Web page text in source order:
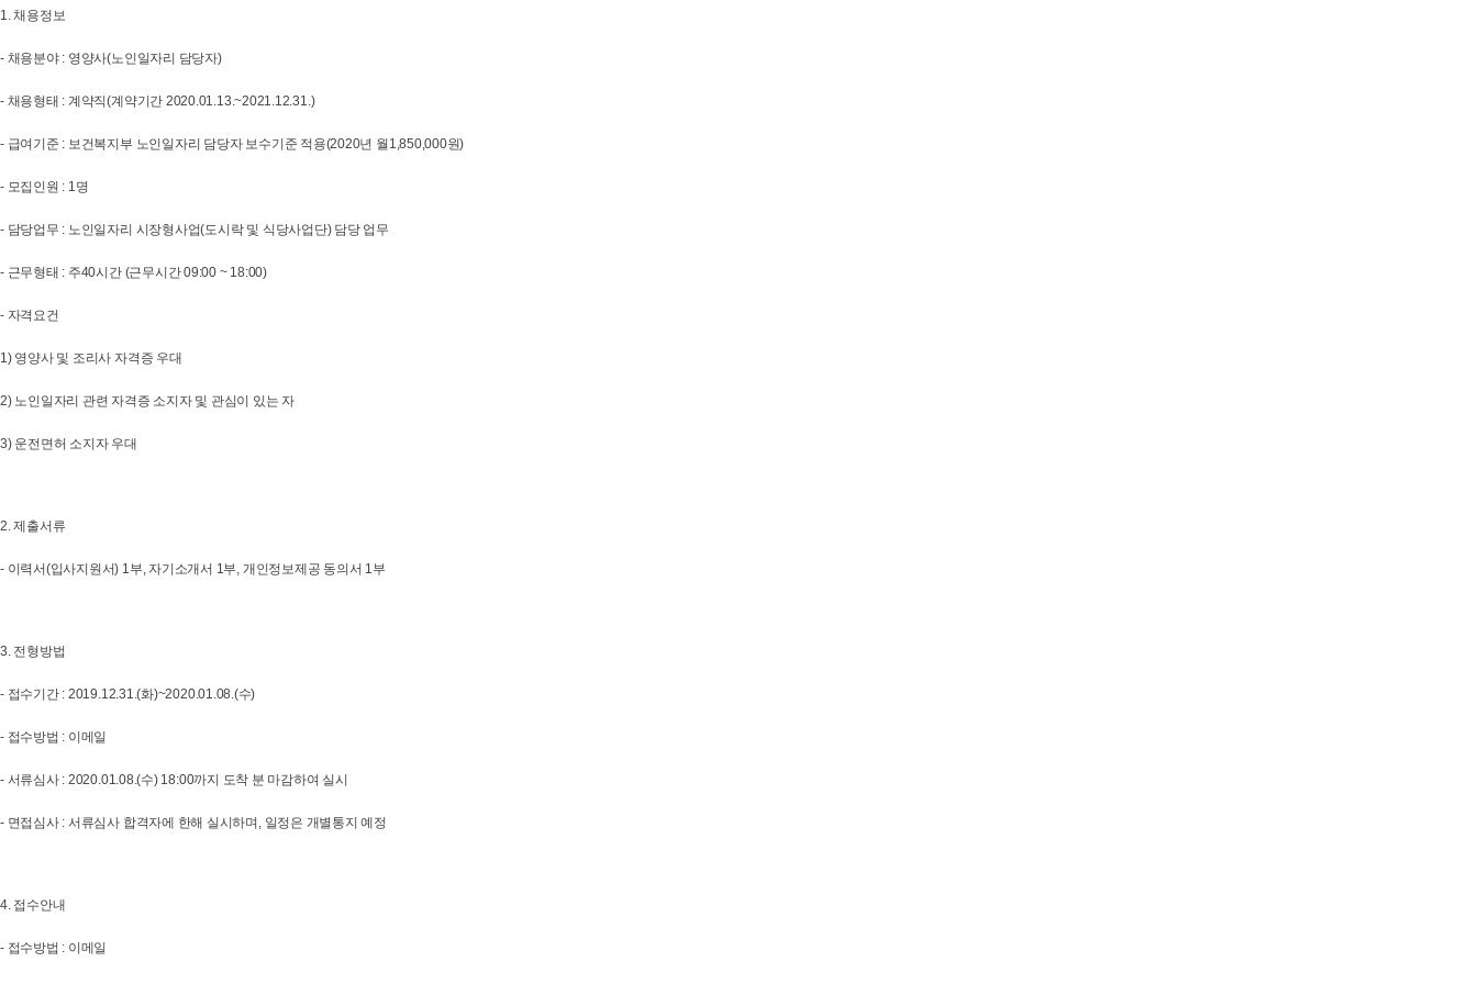
1. 채용정보
- 채용분야 : 영양사(노인일자리 담당자)
- 채용형태 : 계약직(계약기간 2020.01.13.~2021.12.31.)
- 급여기준 : 보건복지부 노인일자리 담당자 보수기준 적용(2020년 월1,850,000원)
- 모집인원 : 1명
- 담당업무 : 노인일자리 시장형사업(도시락 및 식당사업단) 담당 업무
- 근무형태 : 주40시간 (근무시간 09:00 ~ 18:00)
- 자격요건
1) 영양사 및 조리사 자격증 우대
2) 노인일자리 관련 자격증 소지자 및 관심이 있는 자
3) 운전면허 소지자 우대
2. 제출서류
- 이력서(입사지원서) 1부, 자기소개서 1부, 개인정보제공 동의서 1부
3. 전형방법
- 접수기간 : 2019.12.31.(화)~2020.01.08.(수)
- 접수방법 : 이메일
- 서류심사 : 2020.01.08.(수) 18:00까지 도착 분 마감하여 실시
- 면접심사 : 서류심사 합격자에 한해 실시하며, 일정은 개별통지 예정
4. 접수안내
- 접수방법 : 이메일